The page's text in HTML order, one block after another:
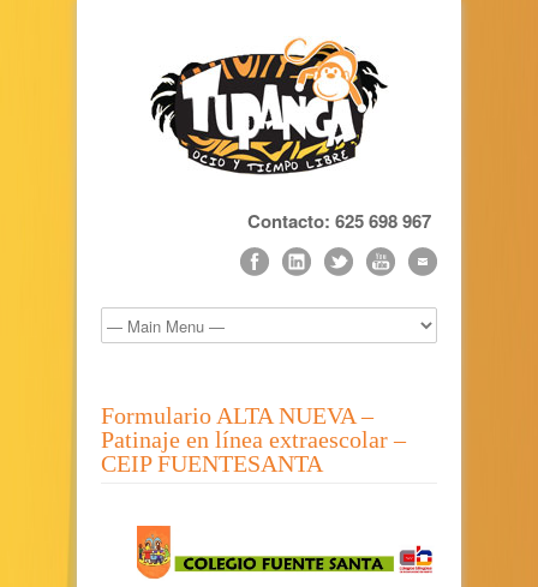
Contacto: 625 698 967
Formulario ALTA NUEVA –
Patinaje en línea extraescolar –
CEIP FUENTESANTA